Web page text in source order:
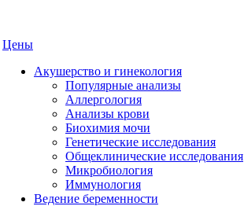
Цены
Акушерство и гинекология
Популярные анализы
Аллергология
Анализы крови
Биохимия мочи
Генетические исследования
Общеклинические исследования
Микробиология
Иммунология
Ведение беременности